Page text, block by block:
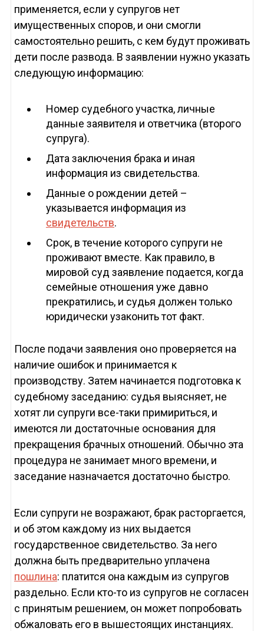
применяется, если у супругов нет
имущественных споров, и они смогли
самостоятельно решить, с кем будут проживать
дети после развода. В заявлении нужно указать
следующую информацию:
Номер судебного участка, личные
данные заявителя и ответчика (второго
супруга).
Дата заключения брака и иная
информация из свидетельства.
Данные о рождении детей –
указывается информация из
свидетельств.
Срок, в течение которого супруги не
проживают вместе. Как правило, в
мировой суд заявление подается, когда
семейные отношения уже давно
прекратились, и судья должен только
юридически узаконить тот факт.
После подачи заявления оно проверяется на
наличие ошибок и принимается к
производству. Затем начинается подготовка к
судебному заседанию: судья выясняет, не
хотят ли супруги все-таки примириться, и
имеются ли достаточные основания для
прекращения брачных отношений. Обычно эта
процедура не занимает много времени, и
заседание назначается достаточно быстро.
Если супруги не возражают, брак расторгается,
и об этом каждому из них выдается
государственное свидетельство. За него
должна быть предварительно уплачена
пошлина: платится она каждым из супругов
раздельно. Если кто-то из супругов не согласен
с принятым решением, он может попробовать
обжаловать его в вышестоящих инстанциях.